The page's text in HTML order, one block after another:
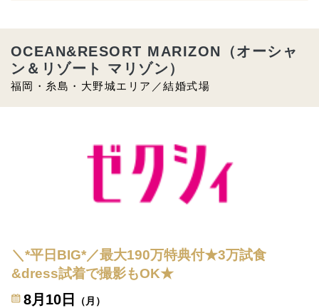
福岡・糸島・大野城エリア／結婚式場
OCEAN&RESORT MARIZON（オーシャ
ン＆リゾート マリゾン）
＼*平日BIG*／最大190万特典付★3万試食
&dress試着で撮影もOK★
8月10日
（月）